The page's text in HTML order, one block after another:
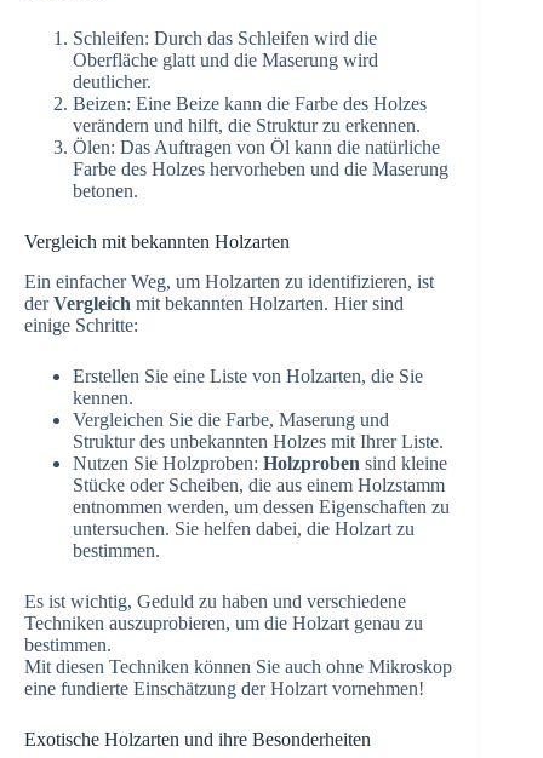
Schleifen: Durch das Schleifen wird die
Oberfläche glatt und die Maserung wird
deutlicher.
Beizen: Eine Beize kann die Farbe des Holzes
verändern und hilft, die Struktur zu erkennen.
Ölen: Das Auftragen von Öl kann die natürliche
Farbe des Holzes hervorheben und die Maserung
betonen.
Vergleich mit bekannten Holzarten
Ein einfacher Weg, um Holzarten zu identifizieren, ist
derVergleich mit bekannten Holzarten. Hier sind
einige Schritte:
Erstellen Sie eine Liste von Holzarten, die Sie
kennen.
Vergleichen Sie die Farbe, Maserung und
Struktur des unbekannten Holzes mit Ihrer Liste.
Nutzen Sie Holzproben: Holzproben sind kleine
Stücke oder Scheiben, die aus einem Holzstamm
entnommen werden, um dessen Eigenschaften zu
untersuchen. Sie helfen dabei, die Holzart zu
bestimmen.
Es ist wichtig, Geduld zu haben und verschiedene
Techniken auszuprobieren, um die Holzart genau zu
bestimmen.
Mit diesen Techniken können Sie auch ohne Mikroskop
eine fundierte Einschätzung der Holzart vornehmen!
Exotische Holzarten und ihre Besonderheiten